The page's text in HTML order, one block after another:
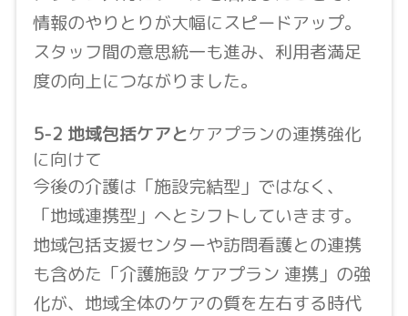
情報のやりとりが大幅にスピードアップ。
スタッフ間の意思統一も進み、利用者満足
度の向上につながりました。
5-2 地域包括ケアとケアプランの連携強化
に向けて
今後の介護は「施設完結型」ではなく、
「地域連携型」へとシフトしていきます。
地域包括支援センターや訪問看護との連携
も含めた「介護施設 ケアプラン 連携」の強
化が、地域全体のケアの質を左右する時代